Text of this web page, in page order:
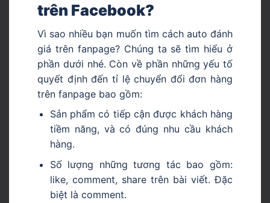
trên Facebook?
Vì sao nhiều bạn muốn tìm cách auto đánh
giá trên fanpage? Chúng ta sẽ tìm hiểu ở
phần dưới nhé. Còn về phần những yếu tố
quyết định đến tỉ lệ chuyển đổi đơn hàng
trên fanpage bao gồm:
Sản phẩm có tiếp cận được khách hàng
tiềm năng, và có đúng nhu cầu khách
hàng.
Số lượng những tương tác bao gồm:
like, comment, share trên bài viết. Đặc
biệt là comment.